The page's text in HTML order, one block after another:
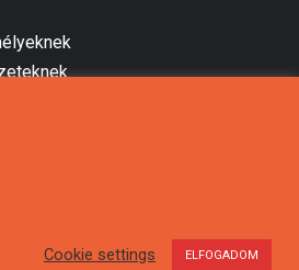
Cookie settings ELFOGADOM